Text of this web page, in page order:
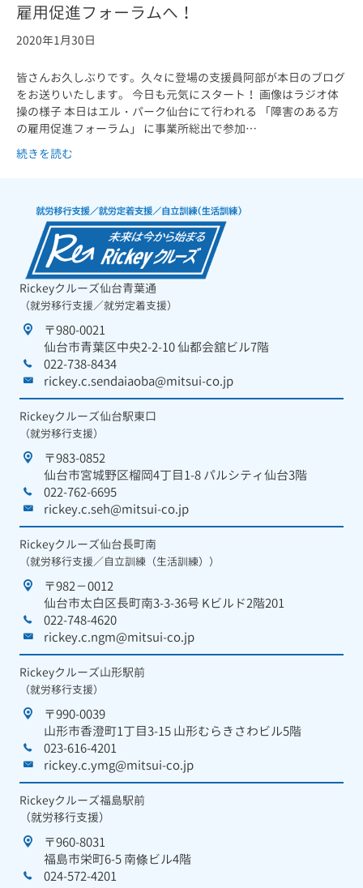
雇用促進フォーラムへ！
2020年1月30日
皆さんお久しぶりです。久々に登場の支援員阿部が本日のブログ
をお送りいたします。 今日も元気にスタート！ 画像はラジオ体
操の様子 本日はエル・パーク仙台にて行われる 「障害のある方
の雇用促進フォーラム」 に事業所総出で参加…
続きを読む
Rickeyクルーズ仙台青葉通
（就労移行支援／就労定着支援）
〒980-0021
仙台市青葉区中央2-2-10 仙都会舘ビル7階
022-738-8434
rickey.c.sendaiaoba@mitsui-co.jp
Rickeyクルーズ仙台駅東口
（就労移行支援）
〒983-0852
仙台市宮城野区榴岡4丁目1-8 パルシティ仙台3階
022-762-6695
rickey.c.seh@mitsui-co.jp
Rickeyクルーズ仙台長町南
（就労移行支援／自立訓練（生活訓練））
〒982－0012
仙台市太白区長町南3-3-36号 Kビルド2階201
022-748-4620
rickey.c.ngm@mitsui-co.jp
Rickeyクルーズ山形駅前
（就労移行支援）
〒990-0039
山形市香澄町1丁目3-15 山形むらきさわビル5階
023-616-4201
rickey.c.ymg@mitsui-co.jp
Rickeyクルーズ福島駅前
（就労移行支援）
〒960-8031
福島市栄町6-5 南條ビル4階
024-572-4201